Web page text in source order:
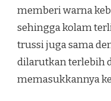
memberi warna
sehingga kolam
trussi juga sama
dilarutkan terlebih
memasukkannya